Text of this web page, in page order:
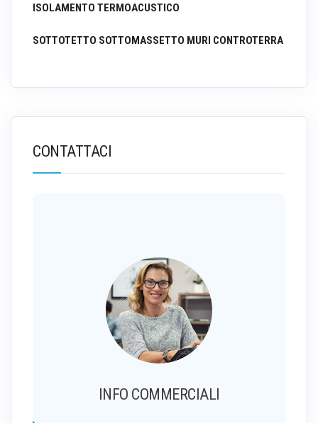
ISOLAMENTO TERMOACUSTICO
SOTTOTETTO SOTTOMASSETTO MURI CONTROTERRA
CONTATTACI
INFO COMMERCIALI